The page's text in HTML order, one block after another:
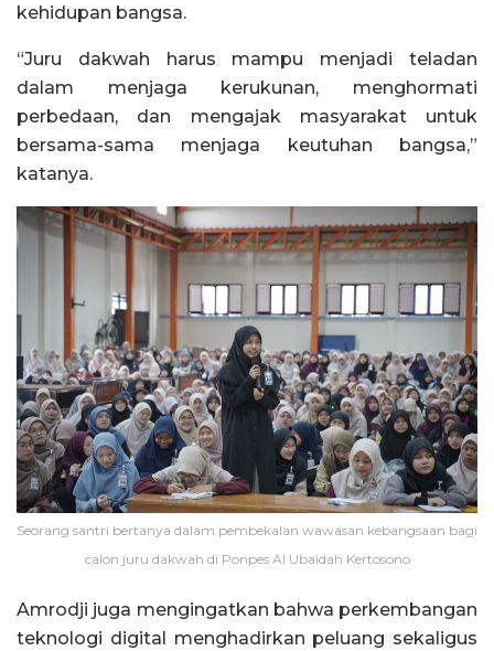
kehidupan bangsa.
“Juru dakwah harus mampu menjadi teladan
dalam menjaga kerukunan, menghormati
perbedaan, dan mengajak masyarakat untuk
bersama-sama menjaga keutuhan bangsa,”
katanya.
Seorang santri bertanya dalam pembekalan wawasan kebangsaan bagi
calon juru dakwah di Ponpes Al Ubaidah Kertosono
Amrodji juga mengingatkan bahwa perkembangan
teknologi digital menghadirkan peluang sekaligus